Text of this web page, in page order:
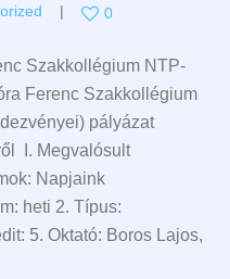
0
Szakkollégium NTP-
Ferenc Szakkollégium
pályázat
I. Megvalósult
Napjaink
heti 2. Típus:
5. Oktató: Boros Lajos,